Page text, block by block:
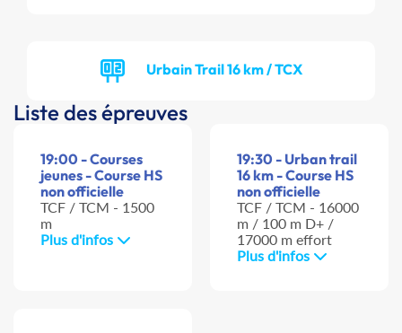
Urbain Trail 16 km / TCX
Liste des épreuves
19:00 - Courses
jeunes - Course HS
non officielle
TCF / TCM - 1500
m
Plus d'infos
19:30 - Urban trail
16 km - Course HS
non officielle
TCF / TCM - 16000
m / 100 m D+ /
17000 m effort
Plus d'infos